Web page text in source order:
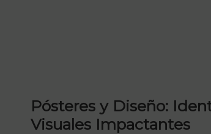
Pósteres y Diseño:
Visuales Impactantes